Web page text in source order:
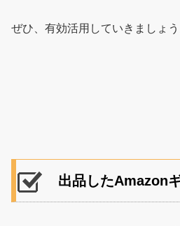
ぜひ、有効活用していきましょう
出品したAmazon